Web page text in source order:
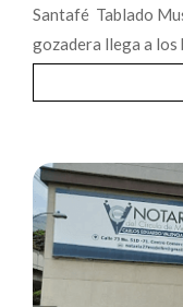
Santafé Tablado
gozadera llega a